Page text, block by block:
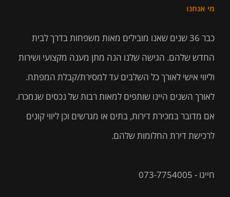
טיפ למוכרים 1:30
10 דברים שכדאי לעשות לפני שמתחילים מכירה
מי אנחנו
כבר 36 שנים שאנו מובילים מאות משפחות בדרך לבית
החדש שלהם. הגישה שלנו הנה מתן מענה מקצועי ושירות
וליווי אישי לאורך כל השלבים עד למסירת/קבלת המפתח.
לאורך השנים היינו שותפים למאות רבות של נכסים שנמכרו.
אם מדובר במכירת דירות, בתים או מגרשים וכן ליווי קונים
לרכישת דירת החלומות שלהם.
חייגו - 073-7754005